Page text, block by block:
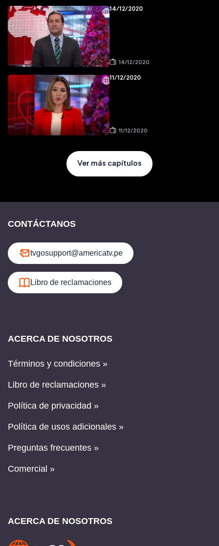
14/12/2020
14/12/2020
11/12/2020
11/12/2020
Ver más capítulos
CONTÁCTANOS
tvgosupport@americatv.pe
Libro de reclamaciones
ACERCA DE NOSOTROS
Términos y condiciones »
Libro de reclamaciones »
Política de privacidad »
Política de usos adicionales »
Preguntas frecuentes »
Comercial »
ACERCA DE NOSOTROS